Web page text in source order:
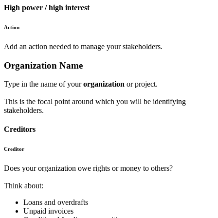
High power / high interest
Action
Add an action needed to manage yourstakeholders.
Organization Name
Type in the name of yourorganization or project.
This is the focal point around which you will be identifying
stakeholders.
Creditors
Creditor
Does your organization owe rights or money to others?
Think about:
Loans and overdrafts
Unpaid invoices